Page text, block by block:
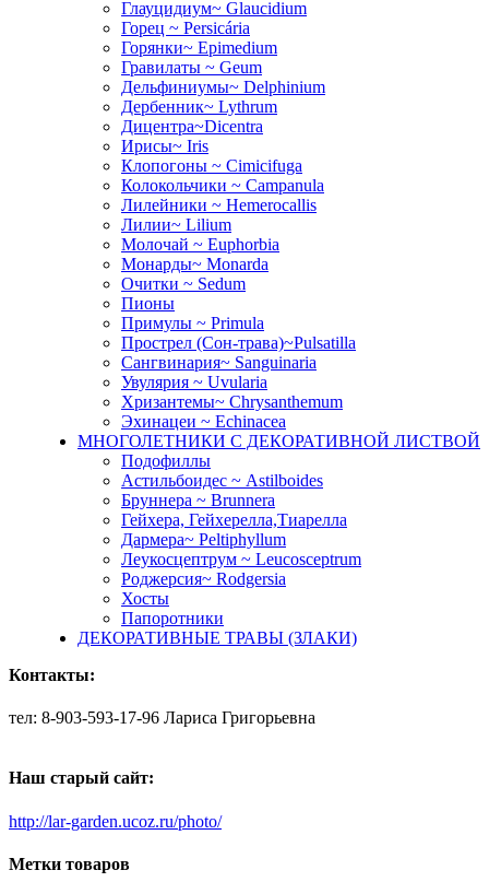
Глауцидиум~ Glaucidium
Горец ~ Persicária
Горянки~ Epimedium
Гравилаты ~ Geum
Дельфиниумы~ Delphinium
Дербенник~ Lythrum
Дицентра~Dicentra
Ирисы~ Iris
Клопогоны ~ Cimicifuga
Колокольчики ~ Campanula
Лилейники ~ Hemerocallis
Лилии~ Lilium
Молочай ~ Euphorbia
Монарды~ Monarda
Очитки ~ Sedum
Пионы
Примулы ~ Primula
Прострел (Сон-трава)~Pulsatilla
Сангвинария~ Sanguinaria
Увулярия ~ Uvularia
Хризантемы~ Chrysanthemum
Эхинацеи ~ Echinacea
МНОГОЛЕТНИКИ С ДЕКОРАТИВНОЙ ЛИСТВОЙ
Подофиллы
Астильбоидес ~ Astilboides
Бруннера ~ Brunnera
Гейхера, Гейхерелла,Тиарелла
Дармера~ Peltiphyllum
Леукосцептрум ~ Leucosceptrum
Роджерсия~ Rodgersia
Хосты
Папоротники
ДЕКОРАТИВНЫЕ ТРАВЫ (ЗЛАКИ)
Контакты:
тел: 8-903-593-17-96 Лариса Григорьевна
Наш старый сайт:
http://lar-garden.ucoz.ru/photo/
Метки товаров